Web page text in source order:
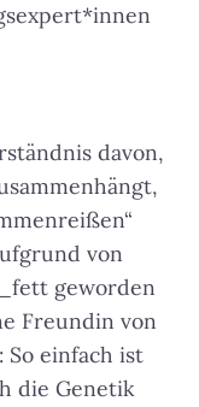
davon,
von
geworden
Freundin von
einfach ist
die Genetik